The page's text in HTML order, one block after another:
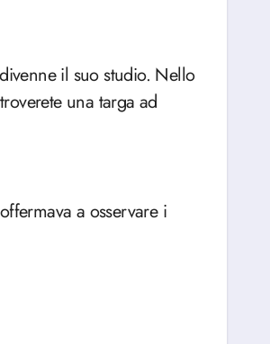
il suo studio. Nello
una targa ad
a osservare i